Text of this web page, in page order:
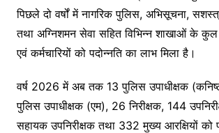
पिछले दो वर्षों में नागरिक पुलिस, अभिसूचना,
तथा अग्निशमन सेवा सहित विभिन्न शाखाओं के कुल
एवं कर्मचारियों को पदोन्नति का लाभ मिला है।
वर्ष 2026 में अब तक 13 पुलिस उपाधीक्षक
पुलिस उपाधीक्षक (एम), 26 निरीक्षक, 144
सहायक उपनिरीक्षक तथा 332 मुख्य आरक्षियों को